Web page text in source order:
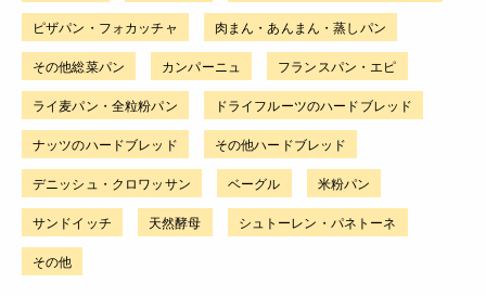
ピザパン・フォカッチャ 肉まん・あんまん・蒸しパン
その他総菜パン カンパーニュ フランスパン・エピ
ライ麦パン・全粒粉パン ドライフルーツのハードブレッド
ナッツのハードブレッド その他ハードブレッド
デニッシュ・クロワッサン ベーグル 米粉パン
サンドイッチ 天然酵母 シュトーレン・パネトーネ
その他